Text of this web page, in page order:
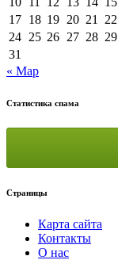
17 18 19 20 21 22
24 25 26 27 28 29
31
« Мар
Статистика спама
Страницы
Карта сайта
Контакты
О нас